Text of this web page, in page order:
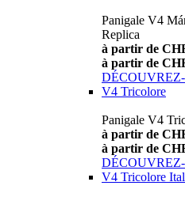
Panigale V4
Replica
à partir de
à partir de
V4 Tricolore
Panigale V4
à partir de
à partir de
V4 Tricolore